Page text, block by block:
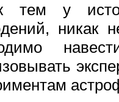
тем у
никак